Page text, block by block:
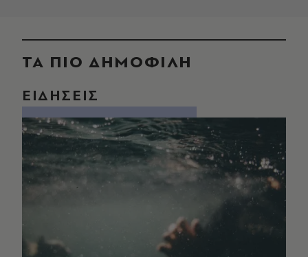
ΤΑ ΠΙΟ ΔΗΜΟΦΙΛΗ
ΕΙΔΗΣΕΙΣ